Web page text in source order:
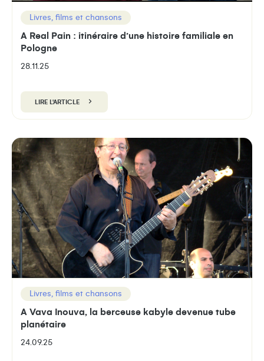
Livres, films et chansons
A Real Pain : itinéraire d’une histoire familiale en
Pologne
28.11.25
LIRE L'ARTICLE
Livres, films et chansons
A Vava Inouva, la berceuse kabyle devenue tube
planétaire
24.09.25